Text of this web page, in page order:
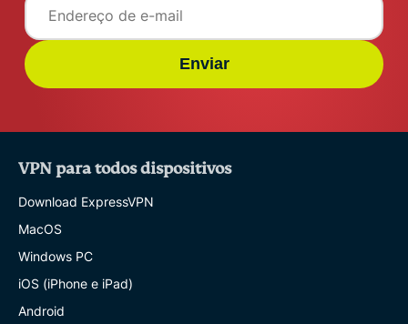
Enviar
VPN para todos dispositivos
Download ExpressVPN
MacOS
Windows PC
iOS (iPhone e iPad)
Android